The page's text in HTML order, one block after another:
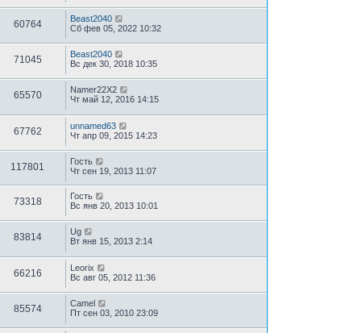
60764
Beast2040
Сб фев 05, 2022 10:32
71045
Beast2040
Вс дек 30, 2018 10:35
65570
Namer22X2
Чт май 12, 2016 14:15
67762
unnamed63
Чт апр 09, 2015 14:23
117801
Гость
Чт сен 19, 2013 11:07
73318
Гость
Вс янв 20, 2013 10:01
83814
Ug
Вт янв 15, 2013 2:14
66216
Leorix
Вс авг 05, 2012 11:36
85574
Camel
Пт сен 03, 2010 23:09